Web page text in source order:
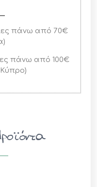
πάνω από 70€
πάνω από 100€
Κύπρο)